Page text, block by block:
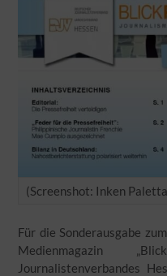
(Screenshot: Inken
Für die Sonderausgabe
Medienmagazin
Journalistenverbandes